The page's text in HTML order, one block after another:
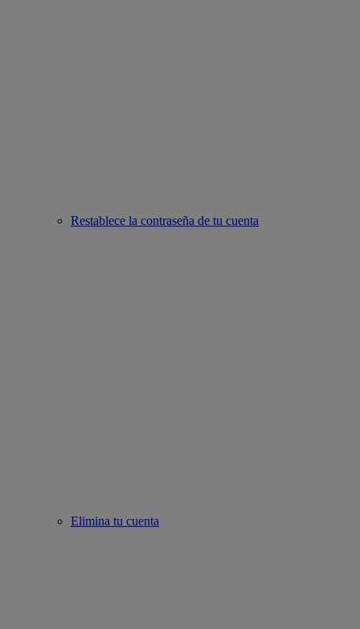
Restablece la contraseña de tu cuenta
Elimina tu cuenta